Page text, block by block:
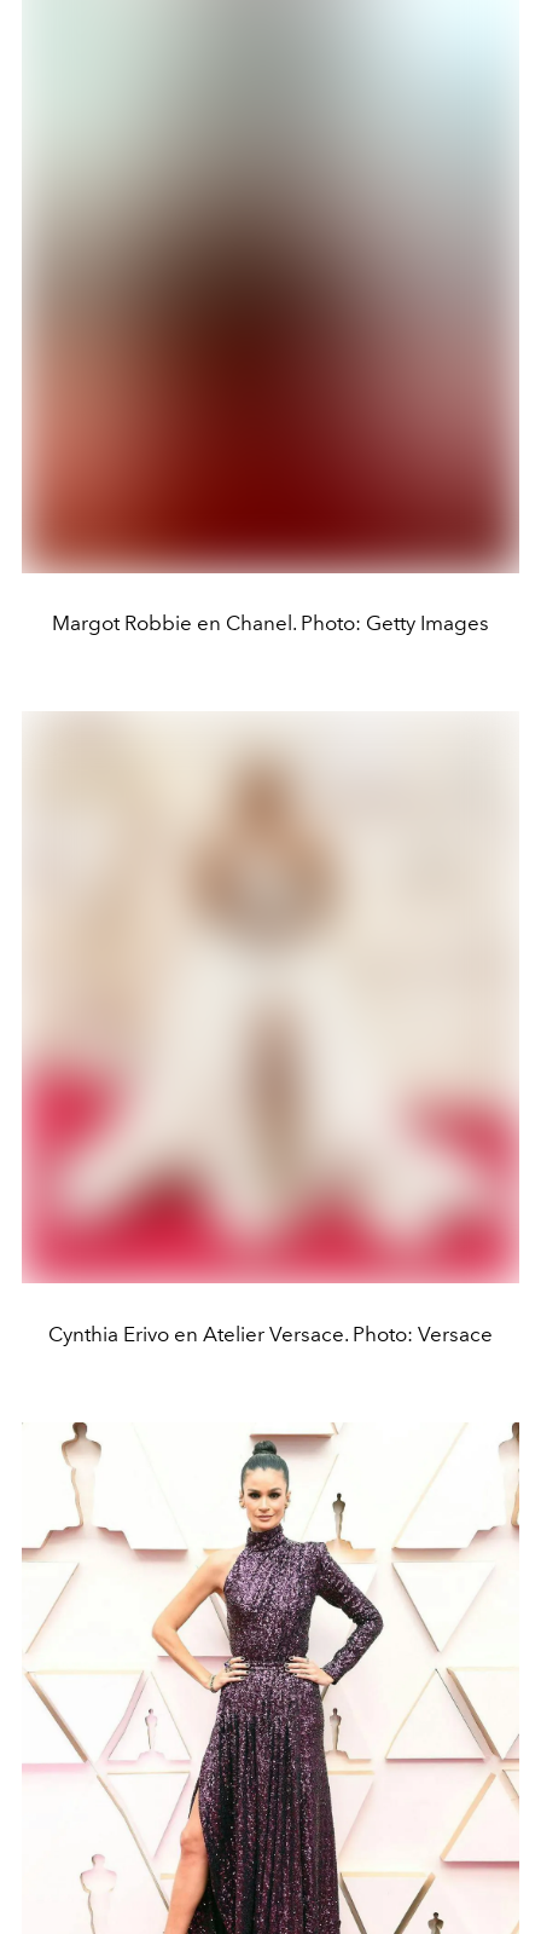
Margot Robbie en Chanel. Photo: Getty Images
Cynthia Erivo en Atelier Versace. Photo: Versace